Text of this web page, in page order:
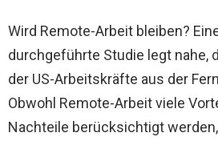
Wird Remote-Arbeit bleiben?
durchgeführte Studie legt nahe,
der US-Arbeitskräfte aus der
Obwohl Remote-Arbeit viele
Nachteile berücksichtigt